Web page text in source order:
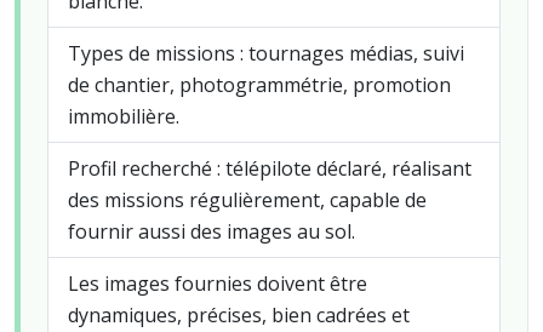
Types de missions : tournages médias, suivi
de chantier, photogrammétrie, promotion
immobilière.
Profil recherché : télépilote déclaré, réalisant
des missions régulièrement, capable de
fournir aussi des images au sol.
Les images fournies doivent être
dynamiques, précises, bien cadrées et